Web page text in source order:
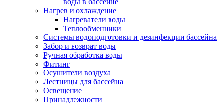
воды в бассейне
Нагрев и охлаждение
Нагреватели воды
Теплообменники
Системы водоподготовки и дезинфекции бассейна
Забор и возврат воды
Ручная обработка воды
Фитинг
Осушители воздуха
Лестницы для бассейна
Освещение
Принадлежности